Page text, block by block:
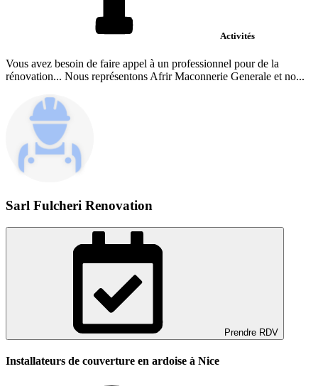
Activités
Vous avez besoin de faire appel à un professionnel pour de la
rénovation... Nous représentons Afrir Maconnerie Generale et no...
Sarl Fulcheri Renovation
Prendre RDV
Installateurs de couverture en ardoise à Nice